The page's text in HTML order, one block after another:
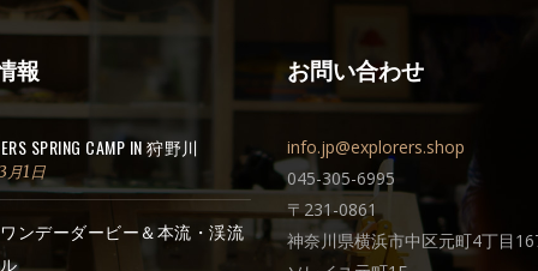
報
SPRING CAMP IN 狩野川
月1日
ンデーダービー＆本流・渓流
お問い合わせ
info.jp@explorers.shop
045-305-6995
〒231-0861
神奈川県横浜市中区元町4丁目